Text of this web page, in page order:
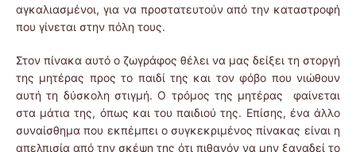
αγκαλιασμένοι, για να προστατευτούν από την καταστροφή
που γίνεται στην πόλη τους.
Στον πίνακα αυτό ο ζωγράφος θέλει να μας δείξει τη στοργή
της μητέρας προς το παιδί της και τον φόβο που νιώθουν
αυτή τη δύσκολη στιγμή. Ο τρόμος της μητέρας φαίνεται
στα μάτια της, όπως και του παιδιού της. Επίσης, ένα άλλο
συναίσθημα που εκπέμπει ο συγκεκριμένος πίνακας είναι η
απελπισία από την σκέψη της ότι πιθανόν να μην ξαναδεί το